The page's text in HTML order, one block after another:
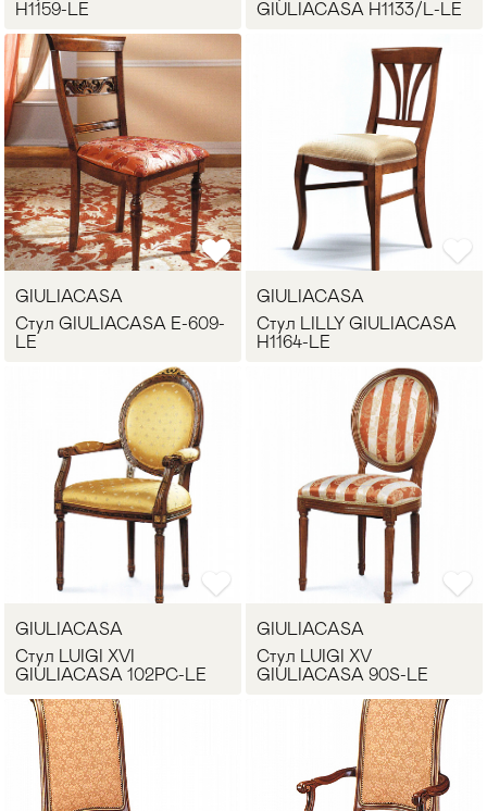
H1159-LE
GIULIACASA H1133/L-LE
GIULIACASA
Стул GIULIACASA E-609-
LE
GIULIACASA
Стул LILLY GIULIACASA
H1164-LE
GIULIACASA
Стул LUIGI XVI
GIULIACASA 102PC-LE
GIULIACASA
Стул LUIGI XV
GIULIACASA 90S-LE